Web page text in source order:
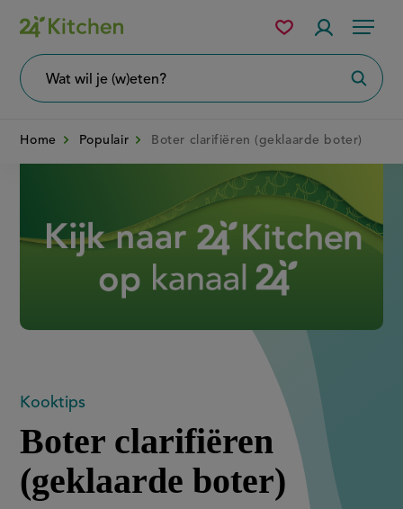
Overslaan
en
naar
Menu
wil
Mijn
bewaarde
Home Populair Boter clarifiëren (geklaarde boter)
Boter
clarifiëren
(geklaarde
Kooktips
Boter clarifiëren
(geklaarde boter)